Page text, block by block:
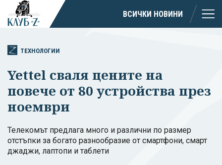
ВСИЧКИ НОВИНИ
ТЕХНОЛОГИИ
Yettel сваля цените на
повече от 80 устройства през
ноември
Телекомът предлага много и различни по размер
отстъпки за богато разнообразие от смартфони, смарт
джаджи, лаптопи и таблети